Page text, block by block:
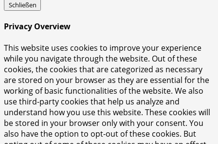
Schließen
Privacy Overview
This website uses cookies to improve your experience
while you navigate through the website. Out of these
cookies, the cookies that are categorized as necessary
are stored on your browser as they are essential for the
working of basic functionalities of the website. We also
use third-party cookies that help us analyze and
understand how you use this website. These cookies will
be stored in your browser only with your consent. You
also have the option to opt-out of these cookies. But